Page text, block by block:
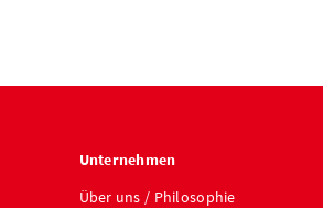
Unternehmen
Über uns / Philosophie